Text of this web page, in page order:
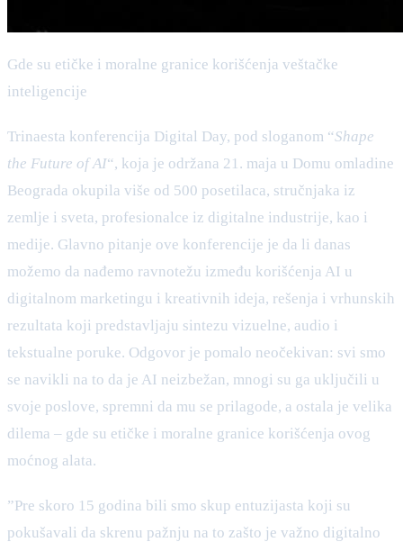
Gde su etičke i moralne granice korišćenja veštačke
inteligencije
Trinaesta konferencija Digital Day, pod sloganom “Shape
the Future of AI“, koja je održana 21. maja u Domu omladine
Beograda okupila više od 500 posetilaca, stručnjaka iz
zemlje i sveta, profesionalce iz digitalne industrije, kao i
medije. Glavno pitanje ove konferencije je da li danas
možemo da nađemo ravnotežu između korišćenja AI u
digitalnom marketingu i kreativnih ideja, rešenja i vrhunskih
rezultata koji predstavljaju sintezu vizuelne, audio i
tekstualne poruke. Odgovor je pomalo neočekivan: svi smo
se navikli na to da je AI neizbežan, mnogi su ga uključili u
svoje poslove, spremni da mu se prilagode, a ostala je velika
dilema – gde su etičke i moralne granice korišćenja ovog
moćnog alata.
”Pre skoro 15 godina bili smo skup entuzijasta koji su
pokušavali da skrenu pažnju na to zašto je važno digitalno